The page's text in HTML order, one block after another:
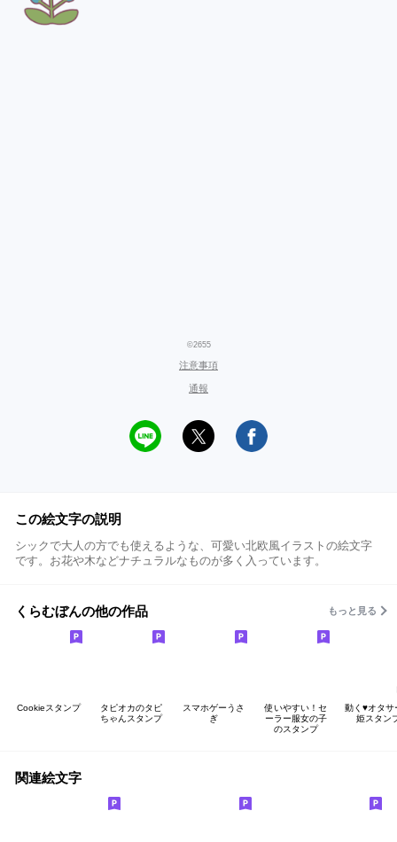
©2655
注意事項
通報
この絵文字の説明
シックで大人の方でも使えるような、可愛い北欧風イラストの絵文字
です。お花や木などナチュラルなものが多く入っています。
くらむぼんの他の作品 もっと見る
Cookieスタンプ
タピオカのタピ
ちゃんスタンプ
スマホゲーうさ
ぎ
使いやすい！セ
ーラー服女の子
のスタンプ
動く♥オタサ
姫スタン
関連絵文字